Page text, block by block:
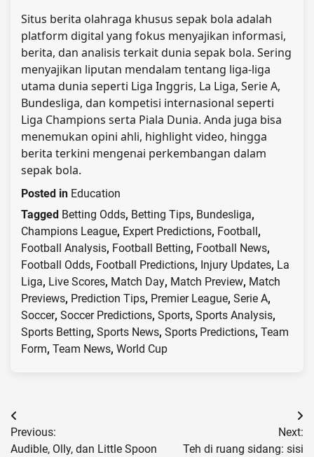
Situs berita olahraga khusus sepak bola adalah
platform digital yang fokus menyajikan informasi,
berita, dan analisis terkait dunia sepak bola. Sering
menyajikan liputan mendalam tentang liga-liga
utama dunia seperti Liga Inggris, La Liga, Serie A,
Bundesliga, dan kompetisi internasional seperti
Liga Champions serta Piala Dunia. Anda juga bisa
menemukan opini ahli, highlight video, hingga
berita terkini mengenai perkembangan dalam
sepak bola.
Posted in Education
Tagged Betting Odds, Betting Tips, Bundesliga,
Champions League, Expert Predictions, Football,
Football Analysis, Football Betting, Football News,
Football Odds, Football Predictions, Injury Updates, La
Liga, Live Scores, Match Day, Match Preview, Match
Previews, Prediction Tips, Premier League, Serie A,
Soccer, Soccer Predictions, Sports, Sports Analysis,
Sports Betting, Sports News, Sports Predictions, Team
Form, Team News, World Cup
Post
navigation
Previous:
Audible, Olly, dan Little Spoon
Next:
Teh di ruang sidang: sisi